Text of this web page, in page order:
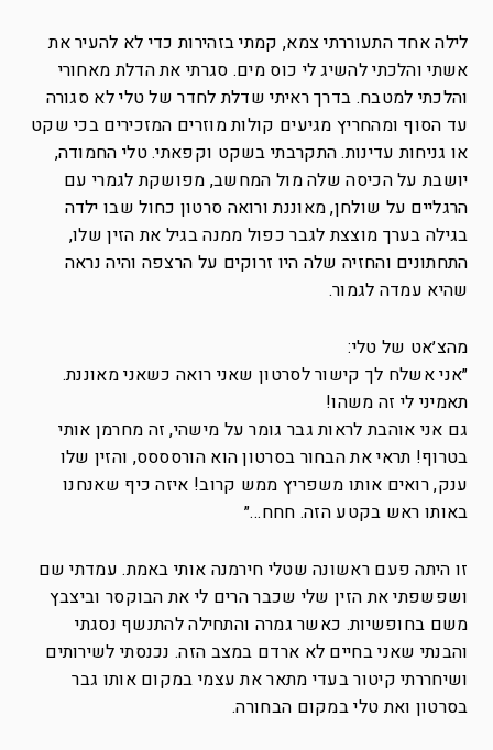
לילה אחד התעוררתי צמא, קמתי בזהירות כדי לא להעיר את
אשתי והלכתי להשיג לי כוס מים. סגרתי את הדלת מאחורי
והלכתי למטבח. בדרך ראיתי שדלת לחדר של טלי לא סגורה
עד הסוף ומהחריץ מגיעים קולות מוזרים המזכירים בכי שקט
או גניחות עדינות. התקרבתי בשקט וקפאתי. טלי החמודה,
יושבת על הכיסה שלה מול המחשב, מפושקת לגמרי עם
הרגליים על שולחן, מאוננת ורואה סרטון כחול שבו ילדה
בגילה בערך מוצצת לגבר כפול ממנה בגיל את הזין שלו,
התחתונים והחזיה שלה היו זרוקים על הרצפה והיה נראה
שהיא עמדה לגמור.
מהצ׳אט של טלי:
״אני אשלח לך קישור לסרטון שאני רואה כשאני מאוננת.
תאמיני לי זה משהו!
גם אני אוהבת לראות גבר גומר על מישהי, זה מחרמן אותי
בטרוף! תראי את הבחור בסרטון הוא הורסססס, והזין שלו
ענק, רואים אותו משפריץ ממש קרוב! איזה כיף שאנחנו
באותו ראש בקטע הזה. חחח…״
זו היתה פעם ראשונה שטלי חירמנה אותי באמת. עמדתי שם
ושפשפתי את הזין שלי שכבר הרים לי את הבוקסר וביצבץ
משם בחופשיות. כאשר גמרה והתחילה להתנשף נסגתי
והבנתי שאני בחיים לא ארדם במצב הזה. נכנסתי לשירותים
ושיחררתי קיטור בעדי מתאר את עצמי במקום אותו גבר
בסרטון ואת טלי במקום הבחורה.